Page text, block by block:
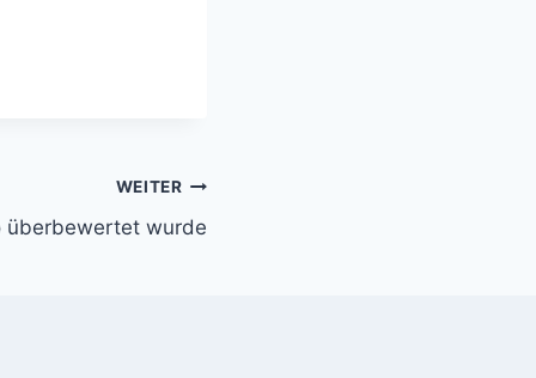
WEITER
überbewertet wurde